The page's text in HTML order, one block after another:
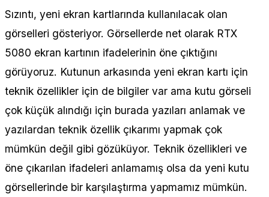
Sızıntı, yeni ekran kartlarında kullanılacak olan
görselleri gösteriyor. Görsellerde net olarak RTX
5080 ekran kartının ifadelerinin öne çıktığını
görüyoruz. Kutunun arkasında yeni ekran kartı için
teknik özellikler için de bilgiler var ama kutu görseli
çok küçük alındığı için burada yazıları anlamak ve
yazılardan teknik özellik çıkarımı yapmak çok
mümkün değil gibi gözüküyor. Teknik özellikleri ve
öne çıkarılan ifadeleri anlamamış olsa da yeni kutu
görsellerinde bir karşılaştırma yapmamız mümkün.